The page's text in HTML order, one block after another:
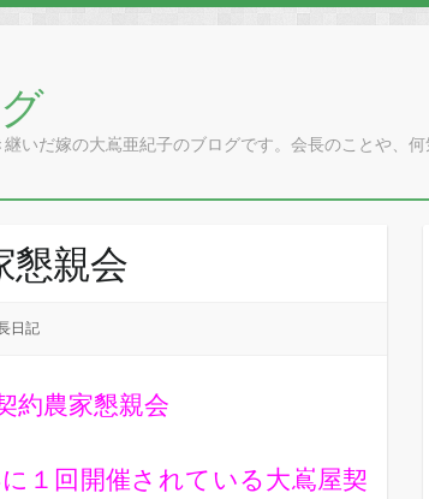
いだ嫁の大嶌亜紀子のブログです。会長のことや、
懇親会
日記
約農家懇親会
１回開催されている大嶌屋契